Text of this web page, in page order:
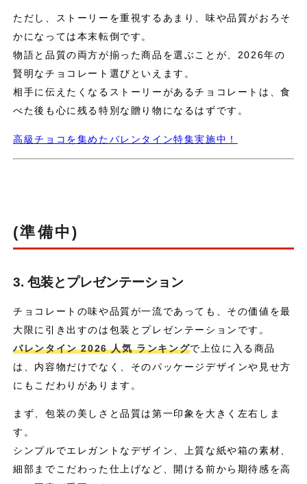
ただし、ストーリーを重視するあまり、味や品質がおろそ
かになっては本末転倒です。
物語と品質の両方が揃った商品を選ぶことが、2026年の
賢明なチョコレート選びといえます。
相手に伝えたくなるストーリーがあるチョコレートは、食
べた後も心に残る特別な贈り物になるはずです。
高級チョコを集めたバレンタイン特集実施中！
(準備中)
3. 包装とプレゼンテーション
チョコレートの味や品質が一流であっても、その価値を最
大限に引き出すのは包装とプレゼンテーションです。
バレンタイン 2026 人気 ランキングで上位に入る商品
は、内容物だけでなく、そのパッケージデザインや見せ方
にもこだわりがあります。
まず、包装の美しさと品質は第一印象を大きく左右しま
す。
シンプルでエレガントなデザイン、上質な紙や箱の素材、
細部までこだわった仕上げなど、開ける前から期待感を高